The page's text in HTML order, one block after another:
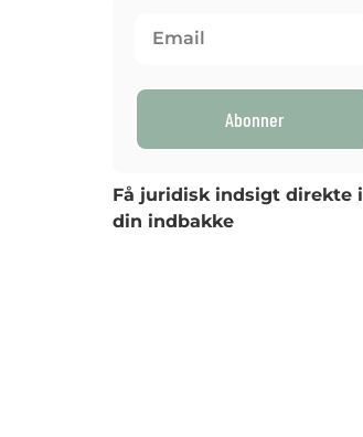
Abonner
Få juridisk indsigt direkte i
din indbakke